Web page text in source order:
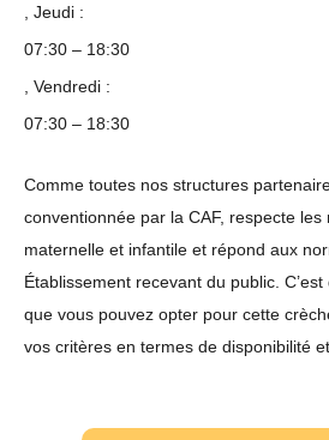
, Jeudi :
07:30 – 18:30
, Vendredi :
07:30 – 18:30
Comme toutes nos structures
conventionnée par la CAF, respecte
maternelle et infantile et répond aux
Établissement recevant du public.
que vous pouvez opter pour cette
vos critères en termes de disponibilité